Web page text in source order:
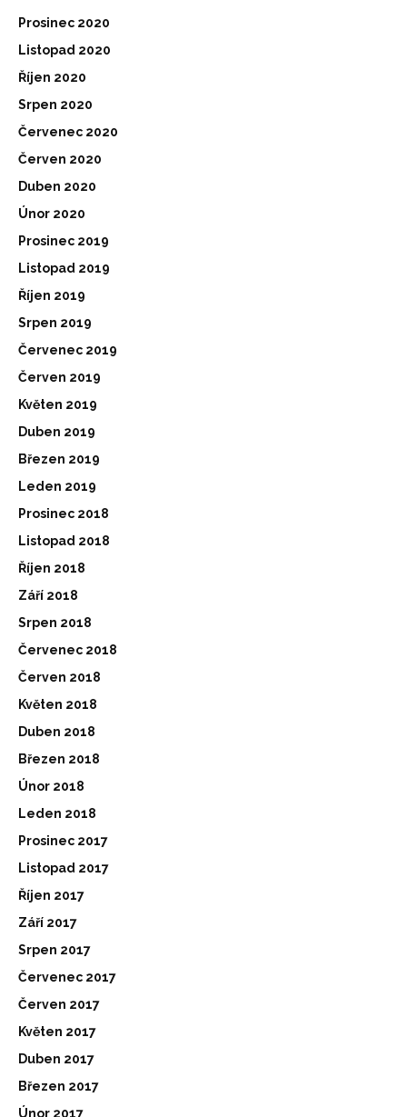
Prosinec 2020
Listopad 2020
Říjen 2020
Srpen 2020
Červenec 2020
Červen 2020
Duben 2020
Únor 2020
Prosinec 2019
Listopad 2019
Říjen 2019
Srpen 2019
Červenec 2019
Červen 2019
Květen 2019
Duben 2019
Březen 2019
Leden 2019
Prosinec 2018
Listopad 2018
Říjen 2018
Září 2018
Srpen 2018
Červenec 2018
Červen 2018
Květen 2018
Duben 2018
Březen 2018
Únor 2018
Leden 2018
Prosinec 2017
Listopad 2017
Říjen 2017
Září 2017
Srpen 2017
Červenec 2017
Červen 2017
Květen 2017
Duben 2017
Březen 2017
Únor 2017